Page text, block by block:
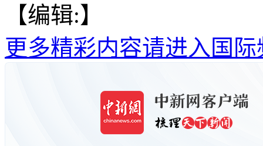
【编辑:】
更多精彩内容请进入国际